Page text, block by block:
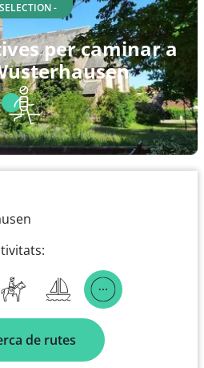
-
per caminar a
de rutes